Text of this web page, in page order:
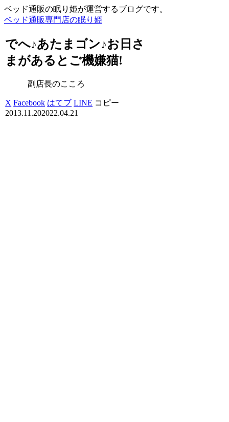
ベッド通販の眠り姫が運営するブログです。
ベッド通販専門店の眠り姫
でへ♪あたまゴン♪お日さ
まがあるとご機嫌猫!
副店長のこころ
X Facebook はてブ LINE コピー
2013.11.202022.04.21